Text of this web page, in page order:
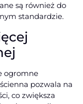
są również do
standardzie.
ogromne
pozwala na
co zwiększa